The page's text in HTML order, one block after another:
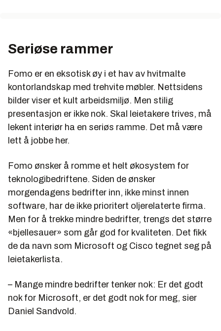
Seriøse rammer
Fomo er en eksotisk øy i et hav av hvitmalte
kontorlandskap med trehvite møbler. Nettsidens
bilder viser et kult arbeidsmiljø. Men stilig
presentasjon er ikke nok. Skal leietakere trives, må
lekent interiør ha en seriøs ramme. Det må være
lett å jobbe her.
Fomo ønsker å romme et helt økosystem for
teknologibedriftene. Siden de ønsker
morgendagens bedrifter inn, ikke minst innen
software, har de ikke prioritert oljerelaterte firma.
Men for å trekke mindre bedrifter, trengs det større
«bjellesauer» som går god for kvaliteten. Det fikk
de da navn som Microsoft og Cisco tegnet seg på
leietakerlista.
– Mange mindre bedrifter tenker nok: Er det godt
nok for Microsoft, er det godt nok for meg, sier
Daniel Sandvold.